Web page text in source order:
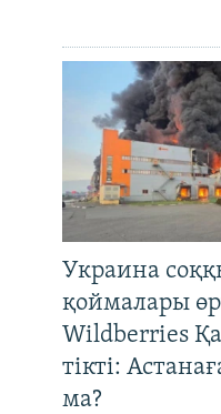
Украина
қоймалары
Wildberries
тікті:
ма?